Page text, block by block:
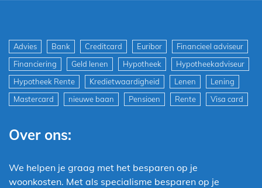
Advies Bank Creditcard Euribor
Financieel adviseur
Financiering
Geld lenen Hypotheek
Hypotheekadviseur
Hypotheek Rente
Kredietwaardigheid Lenen
Lening
Mastercard
nieuwe baan Pensioen Rente Visa card
Over ons:
We helpen je graag met het besparen op je
woonkosten. Met als specialisme besparen op je